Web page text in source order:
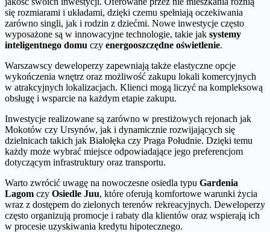
się rozmiarami i układami, dzięki czemu spełniają oczekiwania
zarówno singli, jak i rodzin z dziećmi. Nowe inwestycje często
wyposażone są w innowacyjne technologie, takie jak systemy
inteligentnego domu czy energooszczędne oświetlenie.
Warszawscy deweloperzy zapewniają także elastyczne opcje
wykończenia wnętrz oraz możliwość zakupu lokali komercyjnych
w atrakcyjnych lokalizacjach. Klienci mogą liczyć na kompleksową
obsługę i wsparcie na każdym etapie zakupu.
Inwestycje realizowane są zarówno w prestiżowych rejonach jak
Mokotów czy Ursynów, jak i dynamicznie rozwijających się
dzielnicach takich jak Białołęka czy Praga Południe. Dzięki temu
każdy może wybrać miejsce odpowiadające jego preferencjom
dotyczącym infrastruktury oraz transportu.
Warto zwrócić uwagę na nowoczesne osiedla typu Gardenia
Lagom czy Osiedle Juu, które oferują komfortowe warunki życia
wraz z dostępem do zielonych terenów rekreacyjnych. Deweloperzy
często organizują promocje i rabaty dla klientów oraz wspierają ich
w procesie uzyskiwania kredytu hipotecznego.